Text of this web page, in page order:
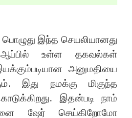
இந்த செயலியானது
உள்ள தகவல்கள்
அனுமதியை
இது நமக்கு மிகுந்த
இதன்படி நாம்
ஷேர் செய்கிறோமோ